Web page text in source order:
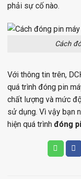
phải sự cố nào.
Cách
Với thông tin trên,
quá trình đóng pin
chất lượng và mức
sử dụng. Vì vậy bạn
hiện quá trình đóng